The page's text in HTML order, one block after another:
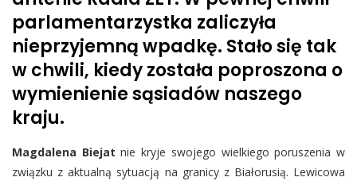
parlamentarzystka zaliczyła
nieprzyjemną wpadkę. Stało się tak
w chwili, kiedy została poproszona o
wymienienie sąsiadów naszego
kraju.
Magdalena Biejatnie kryje swojego wielkiego poruszenia w
związku z aktualną sytuacją na granicy z Białorusią. Lewicowa